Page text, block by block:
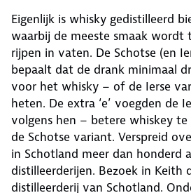
Eigenlijk is whisky gedistilleerd
waarbij de meeste smaak wordt
rijpen in vaten. De Schotse (en
bepaalt dat de drank minimaal
voor het whisky – of de Ierse
heten. De extra ‘e’ voegden de
volgens hen – betere whiskey te
de Schotse variant. Verspreid
in Schotland meer dan honderd
distilleerderijen. Bezoek in Keith
distilleerderij van Schotland.